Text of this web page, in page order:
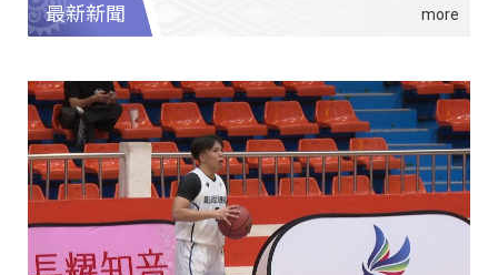
最新新聞